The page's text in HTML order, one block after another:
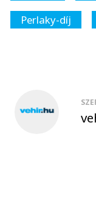
Perlaky-díj